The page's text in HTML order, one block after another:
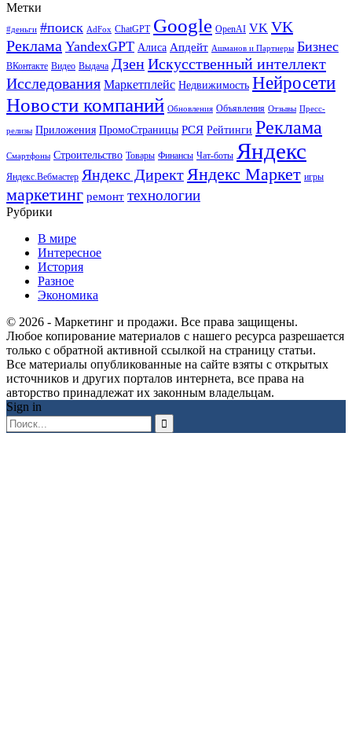
Метки
#деньги #поиск AdFox ChatGPT Google OpenAI VK VK
Реклама YandexGPT Алиса Апдейт Ашманов и Партнеры Бизнес
ВКонтакте Видео Выдача ДзенИскусственный интеллект
Исследования Маркетплейс Недвижимость Нейросети
Новости компаний Обновления Объявления Отзывы Пресс-
релизы Приложения ПромоСтраницы РСЯ Рейтинги Реклама
Смартфоны Строительство Товары Финансы Чат-боты Яндекс
Яндекс.Вебмастер Яндекс ДиректЯндекс Маркет игры
маркетинг ремонт технологии
Рубрики
В мире
Интересное
История
Разное
Экономика
© 2026 - Маркетинг и продажи. Все права защищены.
Любое копирование материалов с нашего ресурса разрешается
только с обратной активной ссылкой на страницу статьи.
Все материалы опубликованные на сайте взяты с открытых
источников и других порталов интернета, все права на
авторство принадлежат их законным владельцам.
Sign in